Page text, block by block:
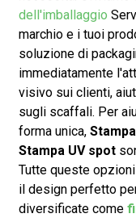
dell'imballaggio
marchio e i tuoi
soluzione di
immediatamente
visivo sui clienti,
sugli scaffali. Per
forma unica,
Stampa UV spot
Tutte queste
il design perfetto
diversificate come